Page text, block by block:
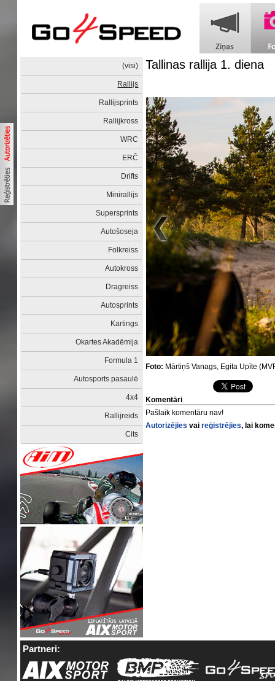
(visi)
Rallijs
Rallijsprints
Rallijkross
WRC
ERČ
Drifts
Minirallijs
Supersprints
Autošoseja
Folkreiss
Autokross
Dragreiss
Autosprints
Kartings
Okartes Akadēmija
Formula 1
Autosports pasaulē
4x4
Rallijreids
Cits
Tallinas rallija 1. diena
Foto: Mārtiņš Vanags, Egita Upīte
Komentāri
Pašlaik komentāru nav!
Autorizējies vaireģistrējies, lai
Partneri: